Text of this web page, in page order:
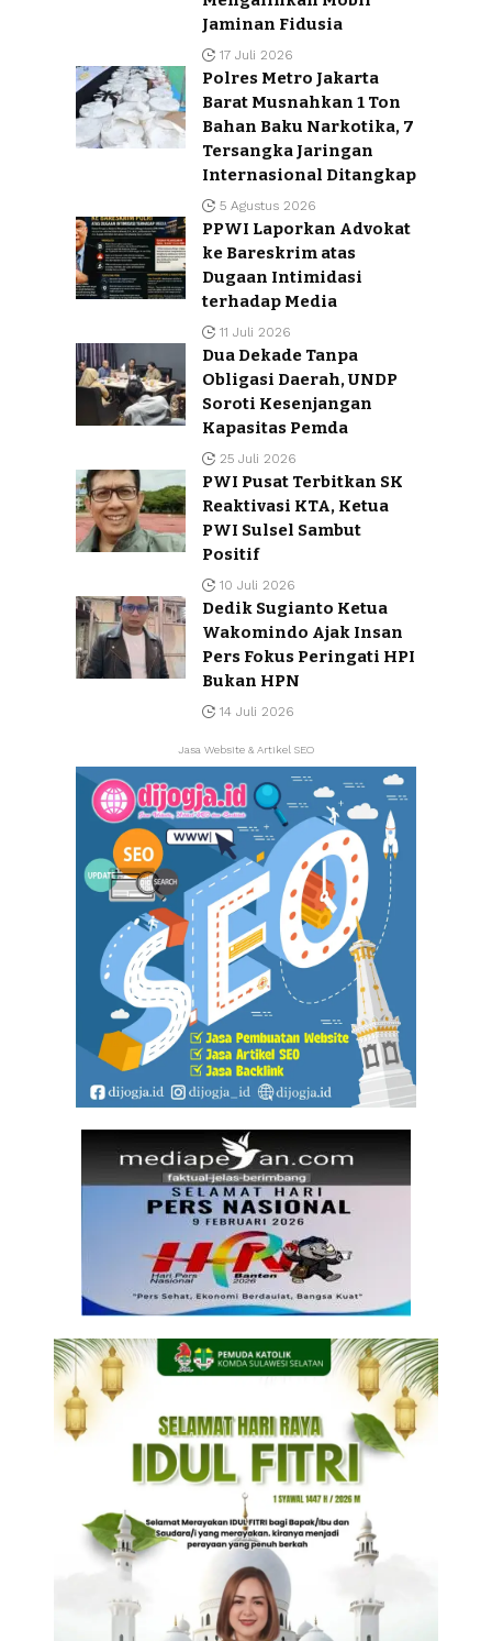
Jaminan Fidusia
17 Juli 2026
Polres Metro Jakarta
Barat Musnahkan 1 Ton
Bahan Baku Narkotika, 7
Tersangka Jaringan
Internasional Ditangkap
5 Agustus 2026
PPWI Laporkan Advokat
ke Bareskrim atas
Dugaan Intimidasi
terhadap Media
11 Juli 2026
Dua Dekade Tanpa
Obligasi Daerah, UNDP
Soroti Kesenjangan
Kapasitas Pemda
25 Juli 2026
PWI Pusat Terbitkan SK
Reaktivasi KTA, Ketua
PWI Sulsel Sambut
Positif
10 Juli 2026
Dedik Sugianto Ketua
Wakomindo Ajak Insan
Pers Fokus Peringati HPI
Bukan HPN
14 Juli 2026
Jasa Website & Artikel SEO